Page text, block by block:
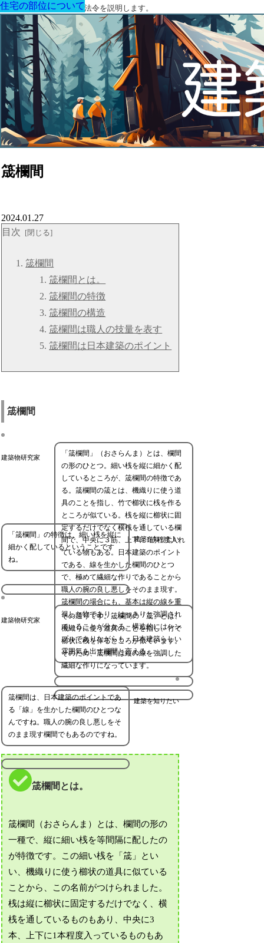
建築に関する用語と関連法令を説明します。
筬欄間
住宅の部位について
2024.01.27
目次
筬欄間
筬欄間とは。
筬欄間の特徴
筬欄間の構造
筬欄間は職人の技量を表す
筬欄間は日本建築のポイント
筬欄間
建築物研究家
「筬欄間」（おさらんま）とは、欄間
の形のひとつ。細い桟を縦に細かく配
しているところが、筬欄間の特徴であ
る。筬欄間の筬とは、機織りに使う道
具のことを指し、竹で櫛状に桟を作る
ところが似ている。桟を縦に櫛状に固
定するだけでなく横桟を通している欄
間で、中央に３筋、上下に1筋程度入れ
ている物もある。日本建築のポイント
である、線を生かした欄間のひとつ
で、極めて繊細な作りであることから
職人の腕の良し悪しをそのまま現す。
筬欄間の場合にも、基本は縦の線を重
視した物であり、はっきりと強調され
ていることが分かる。構造的にはシン
プルでありながらも、日本建築らしい
雰囲気を出す欄間と言える。
建築を知りたい
「筬欄間」の特徴は、細い桟を縦に
細かく配しているということです
ね。
建築物研究家
その通りです。筬欄間の「筬」とは、
機織りに使う道具のことを指し、竹で
櫛状に桟を作るところが似ています。
そのため、筬欄間は縦の線を強調した
繊細な作りになっています。
建築を知りたい
筬欄間は、日本建築のポイントであ
る「線」を生かした欄間のひとつな
んですね。職人の腕の良し悪しをそ
のまま現す欄間でもあるのですね。
筬欄間とは。
筬欄間（おさらんま）とは、欄間の形の
一種で、縦に細い桟を等間隔に配したの
が特徴です。この細い桟を「筬」とい
い、機織りに使う櫛状の道具に似ている
ことから、この名前がつけられました。
桟は縦に櫛状に固定するだけでなく、横
桟を通しているものもあり、中央に3
本、上下に1本程度入っているものもあ
住宅の部位について
住宅の部位について
住宅の部位について
住宅の部位について
住宅の部位について
住宅の部位について